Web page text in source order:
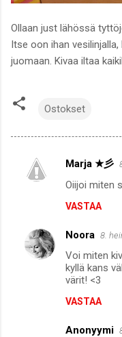
Ollaan just lähössä
Itse oon ihan
juomaan. Kivaa iltaa
Ostokset
K
m
e
Marja ★彡
Oiijoi miten
VASTAA
Noora 8.
Voi miten
kyllä kans
värit! <3
VASTAA
Anonyymi